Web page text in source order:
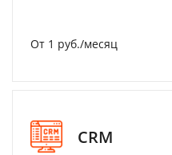
От 1 руб./месяц
CRM